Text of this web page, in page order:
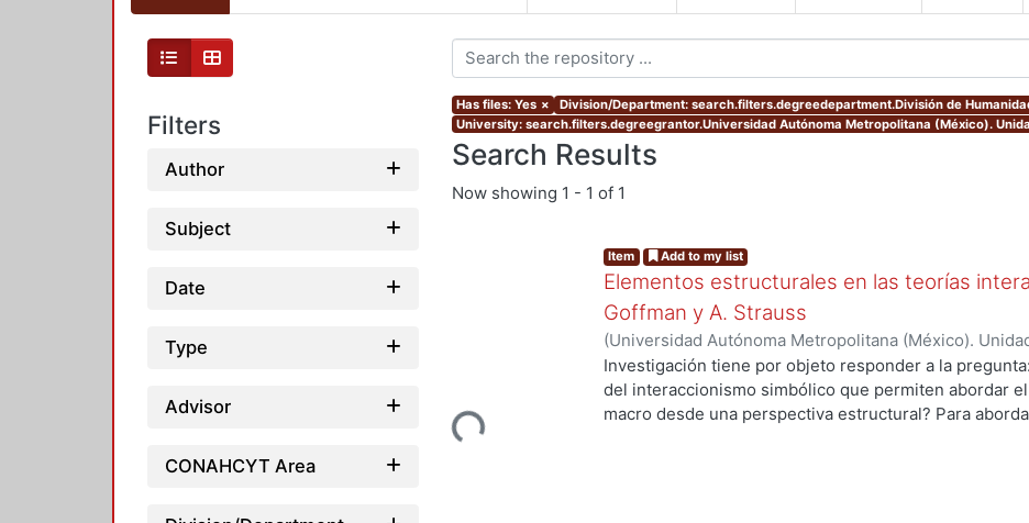
Filters
Author
Subject
Date
Type
Advisor
CONAHCYT Area
Has files: Yes × Division/Department: search.filters.degreedepartment.División de
University: search.filters.degreegrantor.Universidad Autónoma Metropolitana (México).
Search Results
Now showing 1 - 1 of 1
Loading...
Item Add to my list
Elementos estructurales en las teorías
Goffman y A. Strauss
(Universidad Autónoma Metropolitana (México).
de Servicios de Información.,2012)Gaytan Sánchez,
Investigación tiene por objeto responder a la
del interaccionismo simbólico que permiten abordar
macro desde una perspectiva estructural? Para